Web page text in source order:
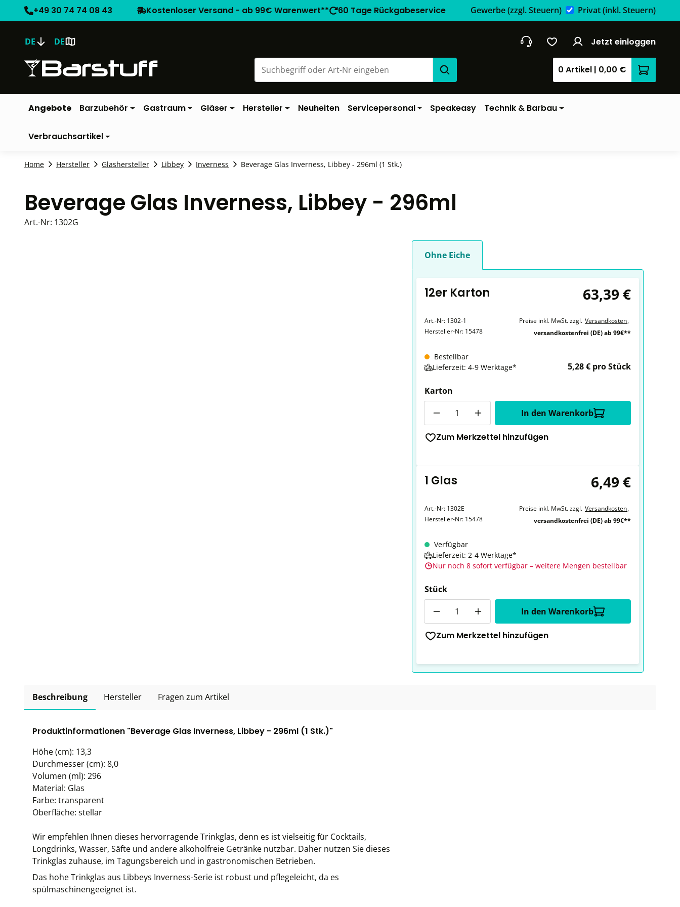
+49 30 74 74 08 43 Kostenloser Versand - ab 99€ Warenwert** 60 Tage Rückgabeservice Gewerbe(zzgl. Steuern) Privat(inkl. Steuern)
DE DE Jetzt einloggen
0 Artikel | 0,00 €
Angebote Barzubehör Gastraum Gläser Hersteller Neuheiten Servicepersonal Speakeasy Technik & Barbau
Verbrauchsartikel
Home Hersteller Glashersteller Libbey Inverness Beverage Glas Inverness, Libbey - 296ml (1 Stk.)
Beverage Glas Inverness, Libbey - 296ml
Art.-Nr: 1302G
Ohne Eiche
12er Karton 63,39 €
Art.-Nr: 1302-1
Hersteller-Nr: 15478
Preise inkl. MwSt. zzgl. Versandkosten,
versandkostenfrei (DE) ab 99€**
Bestellbar
Lieferzeit: 4-9 Werktage*
5,28 € pro Stück
Karton
In den Warenkorb
Zum Merkzettel hinzufügen
1 Glas 6,49 €
Art.-Nr: 1302E
Hersteller-Nr: 15478
Preise inkl. MwSt. zzgl. Versandkosten,
versandkostenfrei (DE) ab 99€**
Verfügbar
Lieferzeit: 2-4 Werktage*
Nur noch 8 sofort verfügbar – weitere Mengen bestellbar
Stück
In den Warenkorb
Zum Merkzettel hinzufügen
Beschreibung Hersteller Fragen zum Artikel
Produktinformationen "Beverage Glas Inverness, Libbey - 296ml (1 Stk.)"
Höhe (cm): 13,3
Durchmesser (cm): 8,0
Volumen (ml): 296
Material: Glas
Farbe: transparent
Oberfläche: stellar
Wir empfehlen Ihnen dieses hervorragende Trinkglas, denn es ist vielseitig für Cocktails,
Longdrinks, Wasser, Säfte und andere alkoholfreie Getränke nutzbar. Daher nutzen Sie dieses
Trinkglas zuhause, im Tagungsbereich und in gastronomischen Betrieben.
Das hohe Trinkglas aus Libbeys Inverness-Serie ist robust und pflegeleicht, da es
spülmaschinengeeignet ist.